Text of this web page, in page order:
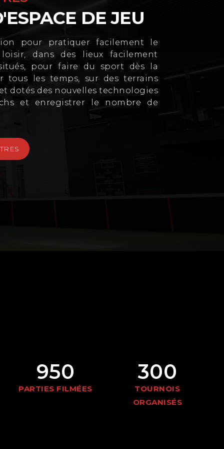
DE JEU
pour pratiquer facilement le
dans des lieux facilement
pour faire du sport dès la
tous les temps, sur des terrains
dotés des nouvelles technologies
et enregistrer le nombre de
950
PARTIES FILMÉES
300
TOURNOIS
ORGANISÉS